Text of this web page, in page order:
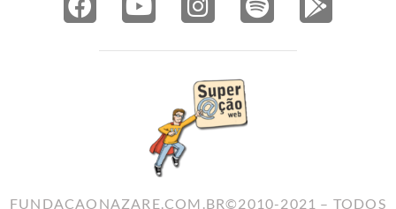
FUNDACAONAZARE.COM.BR©2010-2021 – TODOS